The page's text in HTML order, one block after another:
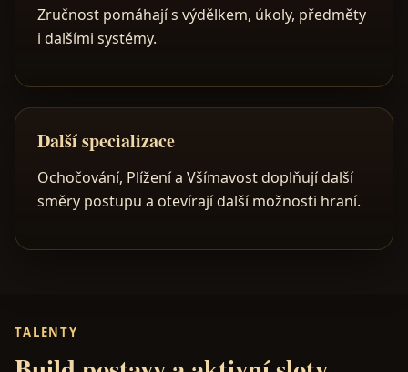
Zručnost pomáhají s výdělkem, úkoly, předměty
i dalšími systémy.
Další specializace
Ochočování, Plížení a Všímavost doplňují další
směry postupu a otevírají další možnosti hraní.
TALENTY